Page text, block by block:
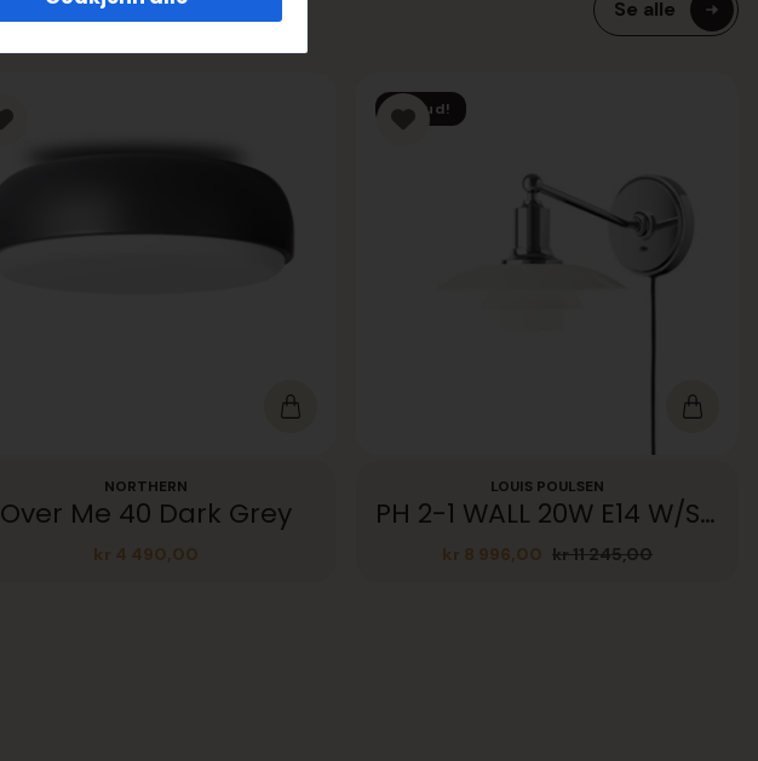
Se alle
NORTHERN
Over Me 40 Dark Grey
kr 4 490,00
Tilbud!
LOUIS POULSEN
PH 2-1 WALL 20W E14 W/SHADES CL II
kr11 245,00
Opprinnelig
kr 8 996,00 Nåværende